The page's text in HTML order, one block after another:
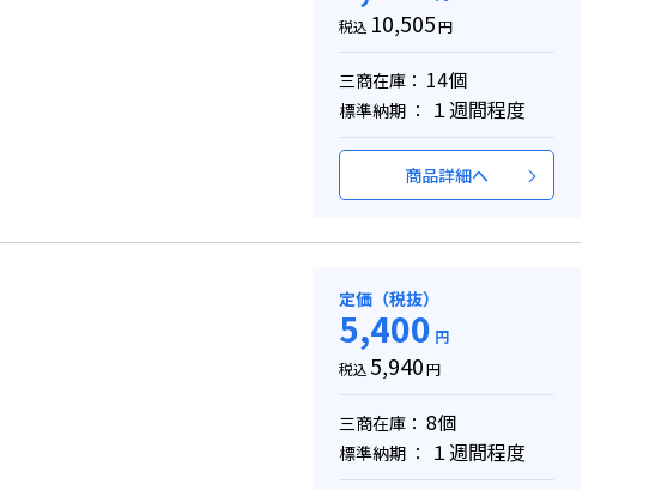
税込 10,505円
三商在庫： 14個
標準納期 ： １週間程度
商品詳細へ
定価（税抜）
5,400 円
税込 5,940円
三商在庫： 8個
標準納期 ： １週間程度